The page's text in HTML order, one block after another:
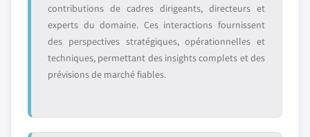
contributions de cadres dirigeants, directeurs et
experts du domaine. Ces interactions fournissent
des perspectives stratégiques, opérationnelles et
techniques, permettant des insights complets et des
prévisions de marché fiables.